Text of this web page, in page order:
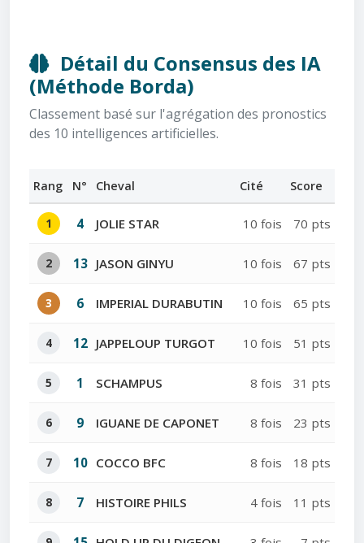
Détail du Consensus des IA
(Méthode Borda)
Classement basé sur l'agrégation des pronostics
des 10 intelligences artificielles.
Rang N° Cheval Cité Score
1 4 JOLIE STAR 10 fois 70 pts
2 13 JASON GINYU 10 fois 67 pts
3 6 IMPERIAL DURABUTIN 10 fois 65 pts
4 12 JAPPELOUP TURGOT 10 fois 51 pts
5 1 SCHAMPUS 8 fois 31 pts
6 9 IGUANE DE CAPONET 8 fois 23 pts
7 10 COCCO BFC 8 fois 18 pts
8 7 HISTOIRE PHILS 4 fois 11 pts